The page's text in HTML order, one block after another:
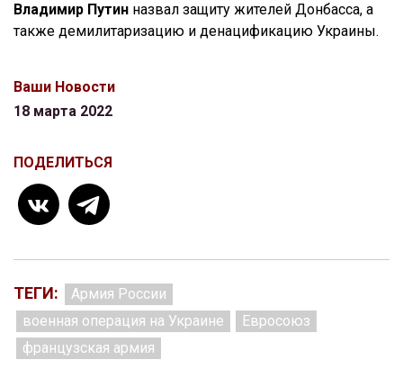
Владимир Путин назвал защиту жителей Донбасса, а
также демилитаризацию и денацификацию Украины.
Ваши Новости
18 марта 2022
ПОДЕЛИТЬСЯ
ТЕГИ:
Армия России
военная операция на Украине
Евросоюз
французская армия